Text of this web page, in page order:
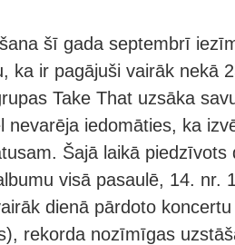
šī gada septembrī
ka ir pagājuši vairāk nekā
Take That uzsāka
nevarēja iedomāties, ka
Šajā laikā piedzīvots
visā pasaulē, 14. nr.
dienā pārdoto
rekorda nozīmīgas